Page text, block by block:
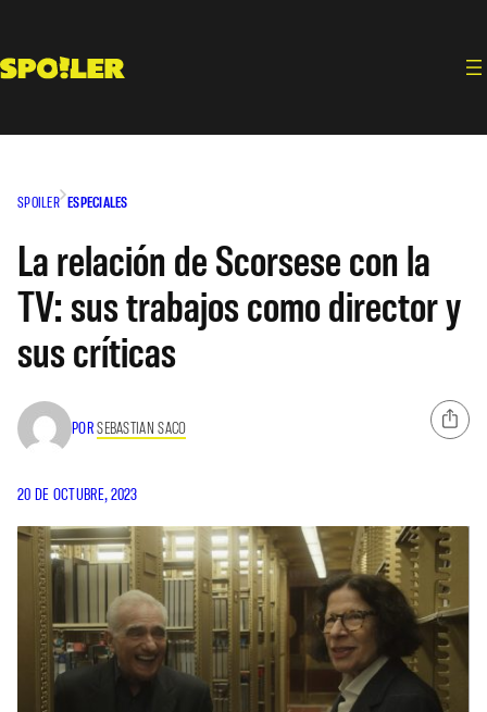
contenido
SPOILER ESPECIALES
La relación de Scorsese con la
TV: sus trabajos como director y
sus críticas
PORSEBASTIAN SACO
20 DE OCTUBRE, 2023